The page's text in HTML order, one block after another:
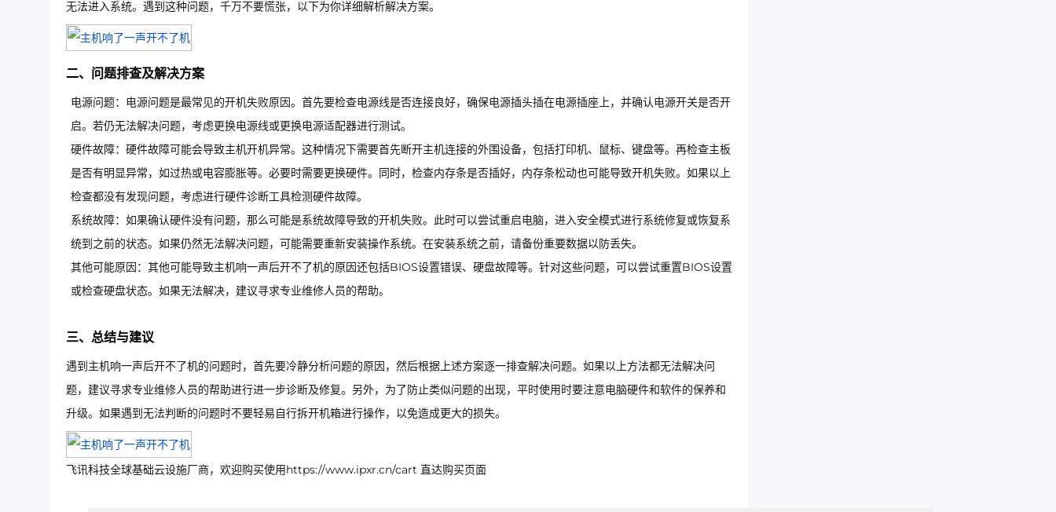
无法进入系统。遇到这种问题，千万不要慌张，以下为你详细解析解决方案。
二、问题排查及解决方案
电源问题：电源问题是最常见的开机失败原因。首先要检查电源线是否连接良好，确保电源插头插在电源插座上，并确认电源开关是否开
启。若仍无法解决问题，考虑更换电源线或更换电源适配器进行测试。
硬件故障：硬件故障可能会导致主机开机异常。这种情况下需要首先断开主机连接的外围设备，包括打印机、鼠标、键盘等。再检查主板
是否有明显异常，如过热或电容膨胀等。必要时需要更换硬件。同时，检查内存条是否插好，内存条松动也可能导致开机失败。如果以上
检查都没有发现问题，考虑进行硬件诊断工具检测硬件故障。
系统故障：如果确认硬件没有问题，那么可能是系统故障导致的开机失败。此时可以尝试重启电脑，进入安全模式进行系统修复或恢复系
统到之前的状态。如果仍然无法解决问题，可能需要重新安装操作系统。在安装系统之前，请备份重要数据以防丢失。
其他可能原因：其他可能导致主机响一声后开不了机的原因还包括BIOS设置错误、硬盘故障等。针对这些问题，可以尝试重置BIOS设置
或检查硬盘状态。如果无法解决，建议寻求专业维修人员的帮助。
三、总结与建议
遇到主机响一声后开不了机的问题时，首先要冷静分析问题的原因，然后根据上述方案逐一排查解决问题。如果以上方法都无法解决问
题，建议寻求专业维修人员的帮助进行进一步诊断及修复。另外，为了防止类似问题的出现，平时使用时要注意电脑硬件和软件的保养和
升级。如果遇到无法判断的问题时不要轻易自行拆开机箱进行操作，以免造成更大的损失。
飞讯科技全球基础云设施厂商，欢迎购买使用https://www.ipxr.cn/cart 直达购买页面